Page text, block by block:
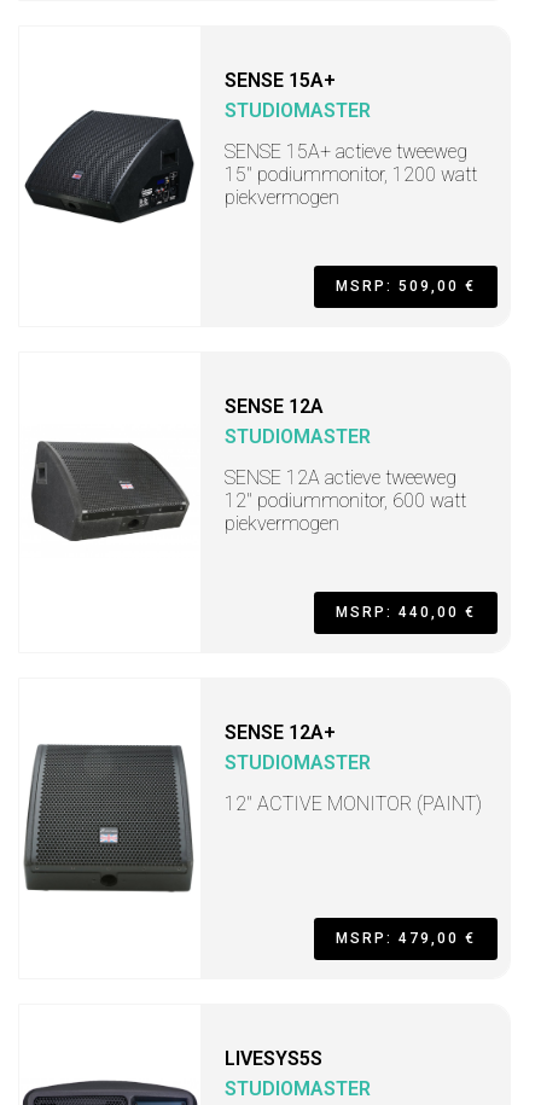
SENSE 15A+
STUDIOMASTER
SENSE 15A+ actieve tweeweg
15" podiummonitor, 1200 watt
piekvermogen
MSRP: 509,00 €
SENSE 12A
STUDIOMASTER
SENSE 12A actieve tweeweg
12" podiummonitor, 600 watt
piekvermogen
MSRP: 440,00 €
SENSE 12A+
STUDIOMASTER
12" ACTIVE MONITOR (PAINT)
MSRP: 479,00 €
LIVESYS5S
STUDIOMASTER